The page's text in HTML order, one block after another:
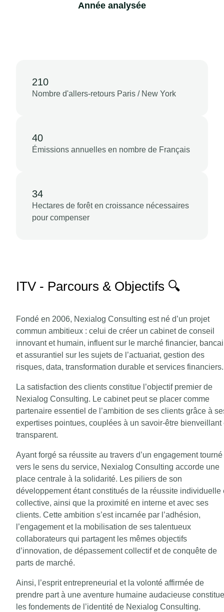
Année analysée
210
Nombre d'allers-retours Paris / New York
40
Émissions annuelles en nombre de Français
34
Hectares de forêt en croissance nécessaires
pour compenser
ITV - Parcours & Objectifs 🔍
Fondé en 2006, Nexialog Consulting est né d’un projet
commun ambitieux : celui de créer un cabinet de conseil
innovant et humain, influent sur le marché financier,
et assurantiel sur les sujets de l’actuariat, gestion des
risques, data, transformation durable et services
La satisfaction des clients constitue l’objectif premier de
Nexialog Consulting. Le cabinet peut se placer comme
partenaire essentiel de l’ambition de ses clients grâce à
expertises pointues, couplées à un savoir-être bienveillant
transparent.
Ayant forgé sa réussite au travers d’un engagement tourné
vers le sens du service, Nexialog Consulting accorde une
place centrale à la solidarité. Les piliers de son
développement étant constitués de la réussite individuelle
collective, ainsi que la proximité en interne et avec ses
clients. Cette ambition s’est incarnée par l’adhésion,
l’engagement et la mobilisation de ses talentueux
collaborateurs qui partagent les mêmes objectifs
d’innovation, de dépassement collectif et de conquête de
parts de marché.
Ainsi, l’esprit entrepreneurial et la volonté affirmée de
prendre part à une aventure humaine audacieuse
les fondements de l’identité de Nexialog Consulting.